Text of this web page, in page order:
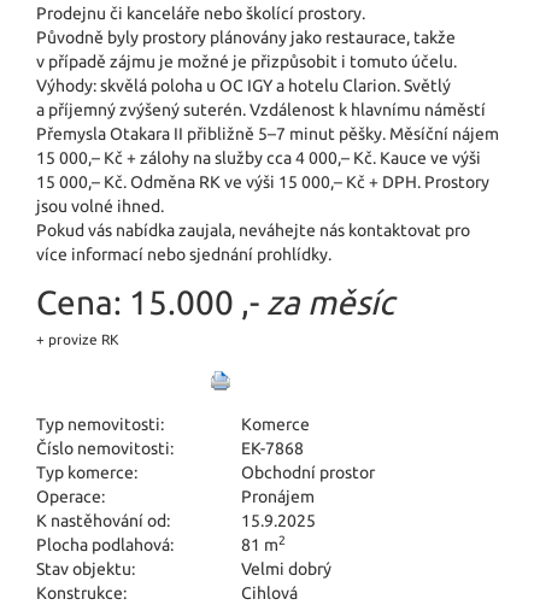
Prodejnu či kanceláře nebo školící prostory.
Původně byly prostory plánovány jako restaurace, takže
v případě zájmu je možné je přizpůsobit i tomuto účelu.
Výhody: skvělá poloha u OC IGY a hotelu Clarion. Světlý
a příjemný zvýšený suterén. Vzdálenost k hlavnímu náměstí
Přemysla Otakara II přibližně 5–7 minut pěšky. Měsíční nájem
15 000,– Kč + zálohy na služby cca 4 000,– Kč. Kauce ve výši
15 000,– Kč. Odměna RK ve výši 15 000,– Kč + DPH. Prostory
jsou volné ihned.
Pokud vás nabídka zaujala, neváhejte nás kontaktovat pro
více informací nebo sjednání prohlídky.
Cena: 15.000 ,- za měsíc
+ provize RK
Typ nemovitosti:
Komerce
Číslo nemovitosti:
EK-7868
Typ komerce:
Obchodní prostor
Operace:
Pronájem
K nastěhování od:
15.9.2025
Plocha podlahová:
81 m2
Stav objektu:
Velmi dobrý
Konstrukce:
Cihlová